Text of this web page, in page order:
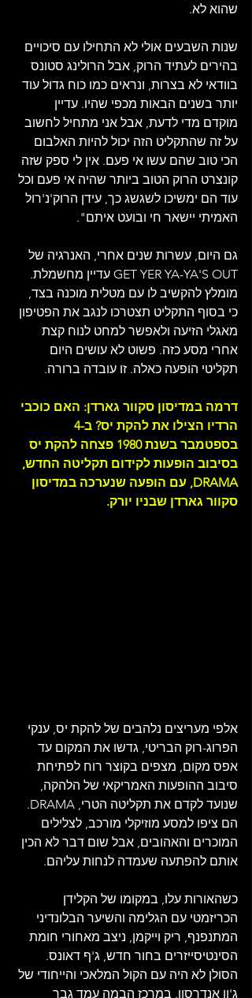
שהוא לא.
שנות השבעים אולי לא התחילו עם סיכויים
בהירים לעתיד הרוק, אבל הרולינג סטונס
בוודאי לא בצרות, ונראים כמו כוח גדול עוד
יותר בשנים הבאות מכפי שהיו. עדיין
מוקדם מדי לדעת, אבל אני מתחיל לחשוב
על זה שהתקליט הזה יכול להיות האלבום
הכי טוב שהם עשו אי פעם. אין לי ספק שזה
קונצרט הרוק הטוב ביותר שהיה אי פעם וכל
עוד הם ימשיכו לשגשג כך, עידן הרוק'נ'רול
האמיתי יישאר חי ובועט איתם".
גם היום, עשרות שנים אחרי, האנרגיה של
GET YER YA-YA'S OUT עדיין מחשמלת.
מומלץ להקשיב לו עם מטלית מוכנה בצד,
כי בסוף התקליט תצטרכו לנגב את הפטיפון
מאגלי הזיעה ולאפשר למחט לנוח קצת
אחרי מסע כזה. פשוט לא עושים היום
תקליטי הופעה כאלה. זו עובדה ברורה.
דרמה במדיסון סקוור גארדן: האם כוכבי
הרדיו הצילו את להקת יס?
בספטמבר בשנת 1980 פצחה להקת יס
בסיבוב הופעות לקידום תקליטה החדש,
DRAMA, עם הופעה שנערכה במדיסון
סקוור גארדן שבניו יורק.
אלפי מעריצים נלהבים של להקת יס, ענקי
הפרוג-רוק הבריטי, גדשו את המקום עד
אפס מקום, מצפים בקוצר רוח לפתיחת
סיבוב ההופעות האמריקאי של הלהקה,
שנועד לקדם את תקליטה הטרי, DRAMA.
הם ציפו למסע מוזיקלי מורכב, לצלילים
המוכרים והאהובים, אבל שום דבר לא הכין
אותם להפתעה שעמדה לנחות עליהם.
כשהאורות עלו, במקומו של הקלידן
הכריזמטי עם הגלימה והשיער הבלונדיני
המתנפנף, ריק וייקמן, ניצב מאחורי חומת
הסינטיסייזרים בחור חדש, ג'ף דאונס.
הסולן לא היה עם הקול המלאכי והייחודי של
ג'ון אנדרסון. במרכז הבמה עמד גבר